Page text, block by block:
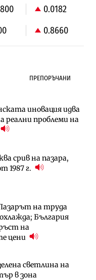
0.0182
0.8660
ПРЕПОРЪЧАНИ
иновация идва
реални проблеми на
срив на пазара,
1987 г.
на труда
България
на
цени
светлина на
в зона
150 устройства с
август
изпълнител за
трамвайното
работи само още
сушата продължи
от
за 75% от
150 устройства с
август
на цените
България от 1
поскъпват при
и все повече